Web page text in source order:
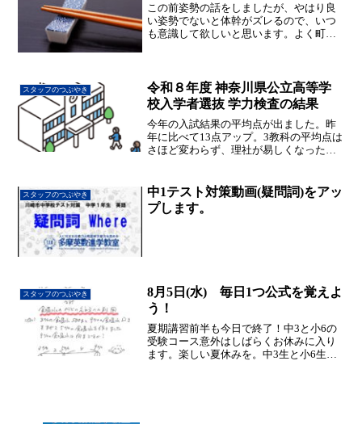
この前姿勢の話をしましたが、やはり良
い姿勢でないと体幹がズレるので、いつ
も意識して欲しいと思います。よく町を
が原因だと思われます。た...
スタッフのつぶやき
令和８年度 神奈川県公立高等学
校入学者選抜 学力検査の結果
今年の入試結果の平均点が出ました。昨
年に比べて13点アップ。3教科の平均点は
さほど変わらず、理社が易しくなったよ
スタッフのつぶやき
中1テスト対策動画(疑問詞)をアッ
プします。
スタッフのつぶやき
8月5日(水) 毎日1つ公式を覚えよ
う！
夏期講習前半も今日で終了！中3と小6の
受験コース意外はしばらくお休みに入り
ます。楽しい夏休みを。中3生と小6生は